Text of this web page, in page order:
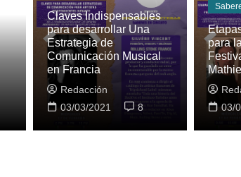
Artistas en Red
Vicente
Concierto
Redacción 08/03/
Claves Indispensables
para desarrollar Una
Estrategia de
Comunicación Musical
en Francia
Redacción
03/03/2021
8
para
03/